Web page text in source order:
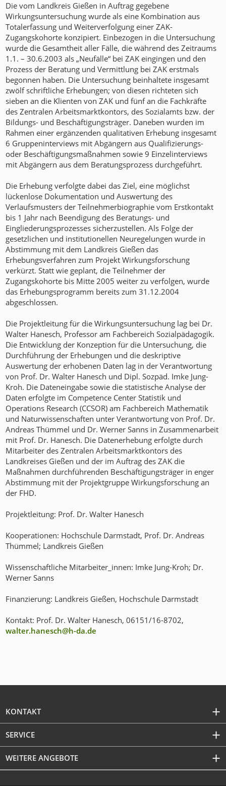
Die vom Landkreis Gießen in Auftrag gegebene
Wirkungsuntersuchung wurde als eine Kombination aus
Totalerfassung und Weiterverfolgung einer ZAK-
Zugangskohorte konzipiert. Einbezogen in die Untersuchung
wurde die Gesamtheit aller Fälle, die während des Zeitraums
1.1. – 30.6.2003 als „Neufälle“ bei ZAK eingingen und den
Prozess der Beratung und Vermittlung bei ZAK erstmals
begonnen haben. Die Untersuchung beinhaltete insgesamt
zwölf schriftliche Erhebungen; von diesen richteten sich
sieben an die Klienten von ZAK und fünf an die Fachkräfte
des Zentralen Arbeitsmarktkontors, des Sozialamts bzw. der
Bildungs- und Beschäftigungsträger. Daneben wurden im
Rahmen einer ergänzenden qualitativen Erhebung insgesamt
6 Gruppeninterviews mit Abgängern aus Qualifizierungs-
oder Beschäftigungsmaßnahmen sowie 9 Einzelinterviews
mit Abgängern aus dem Beratungsprozess durchgeführt.
Die Erhebung verfolgte dabei das Ziel, eine möglichst
lückenlose Dokumentation und Auswertung des
Verlaufsmusters der Teilnehmerbiographie vom Erstkontakt
bis 1 Jahr nach Beendigung des Beratungs- und
Eingliederungsprozesses sicherzustellen. Als Folge der
gesetzlichen und institutionellen Neuregelungen wurde in
Abstimmung mit dem Landkreis Gießen das
Erhebungsverfahren zum Projekt Wirkungsforschung
verkürzt. Statt wie geplant, die Teilnehmer der
Zugangskohorte bis Mitte 2005 weiter zu verfolgen, wurde
das Erhebungsprogramm bereits zum 31.12.2004
abgeschlossen.
Die Projektleitung für die Wirkungsuntersuchung lag bei Dr.
Walter Hanesch, Professor am Fachbereich Sozialpädagogik.
Die Entwicklung der Konzeption für die Untersuchung, die
Durchführung der Erhebungen und die deskriptive
Auswertung der erhobenen Daten lag in der Verantwortung
von Prof. Dr. Walter Hanesch und Dipl. Sozpäd. Imke Jung-
Kroh. Die Dateneingabe sowie die statistische Analyse der
Daten erfolgte im Competence Center Statistik und
Operations Research (CCSOR) am Fachbereich Mathematik
und Naturwissenschaften unter Verantwortung von Prof. Dr.
Andreas Thümmel und Dr. Werner Sanns in Zusammenarbeit
mit Prof. Dr. Hanesch. Die Datenerhebung erfolgte durch
Mitarbeiter des Zentralen Arbeitsmarktkontors des
Landkreises Gießen und der im Auftrag des ZAK die
Maßnahmen durchführenden Beschäftigungsträger in enger
Abstimmung mit der Projektgruppe Wirkungsforschung an
der FHD.
Projektleitung: Prof. Dr. Walter Hanesch
Kooperationen: Hochschule Darmstadt, Prof. Dr. Andreas
Thümmel; Landkreis Gießen
Wissenschaftliche Mitarbeiter_innen: Imke Jung-Kroh; Dr.
Werner Sanns
Finanzierung: Landkreis Gießen, Hochschule Darmstadt
Kontakt: Prof. Dr. Walter Hanesch, 06151/16-8702,
walter.hanesch@h-da.de
KONTAKT
SERVICE
WEITERE ANGEBOTE